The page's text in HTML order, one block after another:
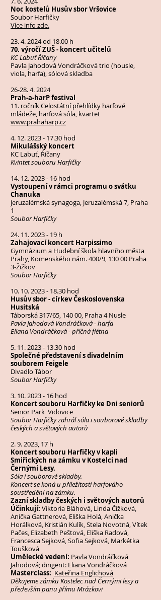
Noc kostelů Husův sbor Vršovice
Soubor Harfičky
Více info zde.
23. 4. 2024od 18.00 h
70. výročí ZUŠ - koncert učitelů
KC Labuť Říčany
Pavla Jahodová Vondráčková trio (housle,
viola, harfa), sólová skladba
26-28. 4. 2024
Prah-a-harP festival
11. ročník Celostátní přehlídky harfové
mládeže, harfová sóla, kvartet
www.prahaharp.cz
4. 12. 2023 - 17.30 hod
Mikulášský koncert
KC Labuť, Říčany
Kvintet souboru Harfičky
14. 12. 2023 - 16 hod
Vystoupení v rámci programu o svátku
Chanuka
Jeruzalémská synagoga, Jeruzalémská 7, Praha
1
Soubor Harfičky
24. 11. 2023 - 19 h
Zahajovací koncert Harpissimo
Gymnázium a Hudební škola hlavního města
Prahy, Komenského nám. 400/9, 130 00 Praha
3-Žižkov
Soubor Harfičky
10. 10. 2023 - 18.30 hod
Husův sbor - církev Československa
Husitská
Táborská 317/65, 140 00, Praha 4 Nusle
Pavla Jahodová Vondráčková - harfa
Eliana Vondráčková - příčná flétna
5. 11. 2023 - 13.30 hod
Společné představení s divadelním
souborem Feigele
Divadlo Tábor
Soubor Harfičky
3. 10. 2023 - 16 hod
Koncert souboru Harfičky ke Dni seniorů
Senior Park Vidovice
Soubor Harfičky zahrál sóla i souborové skladby
českých a světových autorů
2. 9. 2023, 17 h
Koncert souboru Harfičky v kapli
Smiřických na zámku v Kostelci nad
Černými Lesy.
Sóla i souborové skladby.
Koncert se koná u příležitosti harfováho
soustředění na zámku.
Zazní skladby českých i světových autorů
Účinkují: Viktoria Bláhová, Linda Čížková,
Anička Gattnerová, Eliška Holá, Anička
Horálková, Kristián Kulík, Stela Novotná, Vítek
Pačes, Elizabeth Peštová, Eliška Radová,
Francesca Sejková, Sofia Sejková, Markétka
Toušková
Umělecké vedení: Pavla Vondráčková
Jahodová; dirigent: Eliana Vondráčková
Masterclass: Kateřina Englichová
Děkujeme zámku Kostelec nad Černými lesy a
především panu Jiřímu Mrázkovi